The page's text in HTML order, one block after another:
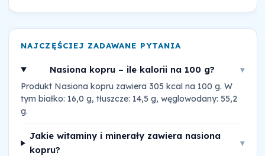
NAJCZĘŚCIEJ ZADAWANE PYTANIA
Nasiona kopru – ile kalorii na 100 g? ▾
Produkt Nasiona kopru zawiera 305 kcal na 100 g. W
tym białko: 16,0 g, tłuszcze: 14,5 g, węglowodany: 55,2
g.
Jakie witaminy i minerały zawiera nasiona
kopru?
▾